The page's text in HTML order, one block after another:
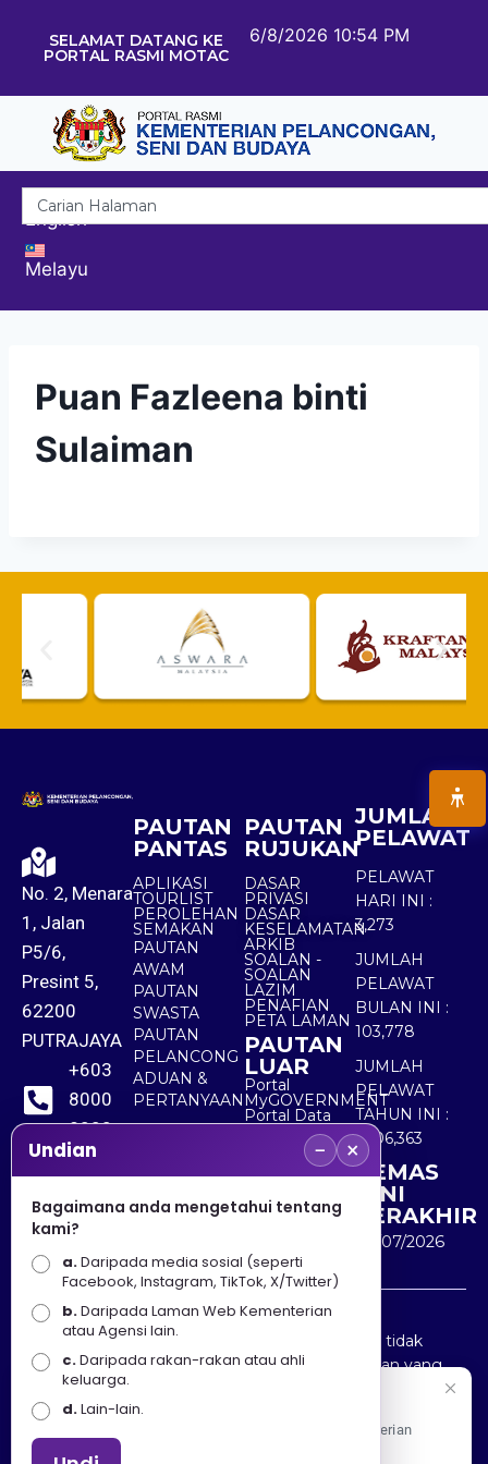
SELAMAT DATANG KE
PORTAL RASMI MOTAC
6/8/2026 10:54 PM
English
Melayu
Puan Fazleena binti
Sulaiman
No. 2, Menara
1, Jalan
P5/6,
Presint 5,
62200
PUTRAJAYA
+603
8000
8000
+603
8891
7100
PAUTAN
PANTAS
APLIKASI
TOURLIST
PEROLEHAN
SEMAKAN
PAUTAN
AWAM
PAUTAN
SWASTA
PAUTAN
PELANCONG
ADUAN &
PERTANYAAN
PAUTAN
RUJUKAN
DASAR
PRIVASI
DASAR
KESELAMATAN
ARKIB
SOALAN -
SOALAN
LAZIM
PENAFIAN
PETA LAMAN
PAUTAN
LUAR
Portal
MyGOVERNMENT
Portal Data
Terbuka
Sektor Awam
JUMLAH
PELAWAT
PELAWAT
HARI INI :
3,273
JUMLAH
PELAWAT
BULAN INI :
103,778
JUMLAH
PELAWAT
TAHUN INI :
5,506,363
KEMAS
KINI
TERAKHIR
30/07/2026
Penafian : Kerajaan Malaysia dan Kementerian
Pelancongan Seni dan Budaya (MOTAC) adalah tidak
bertanggungjawab atas kehilangan atau kerugian yang
disebabkan oleh penggunaan mana-mana maklumat
yang diperolehi dari portal ini.
Undian − ×
Bagaimana anda mengetahui tentang
kami?
a.Daripada media sosial (seperti
Facebook, Instagram, TikTok, X/Twitter)
b.Daripada Laman Web Kementerian
atau Agensi lain.
c.Daripada rakan-rakan atau ahli
keluarga.
d.Lain-lain.
Apa Khabar! Selamat datang ke Portal Rasmi Kementerian
Pelancongan, Seni dan Budaya